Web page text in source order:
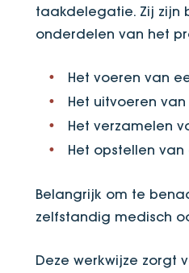
taakdelegatie. Zij zijn
onderdelen van het
Het voeren van
Het uitvoeren
Het verzamelen
Het opstellen
Belangrijk om te
zelfstandig medisch
Deze werkwijze zorgt